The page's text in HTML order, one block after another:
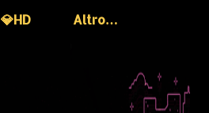
💎HD Altro…